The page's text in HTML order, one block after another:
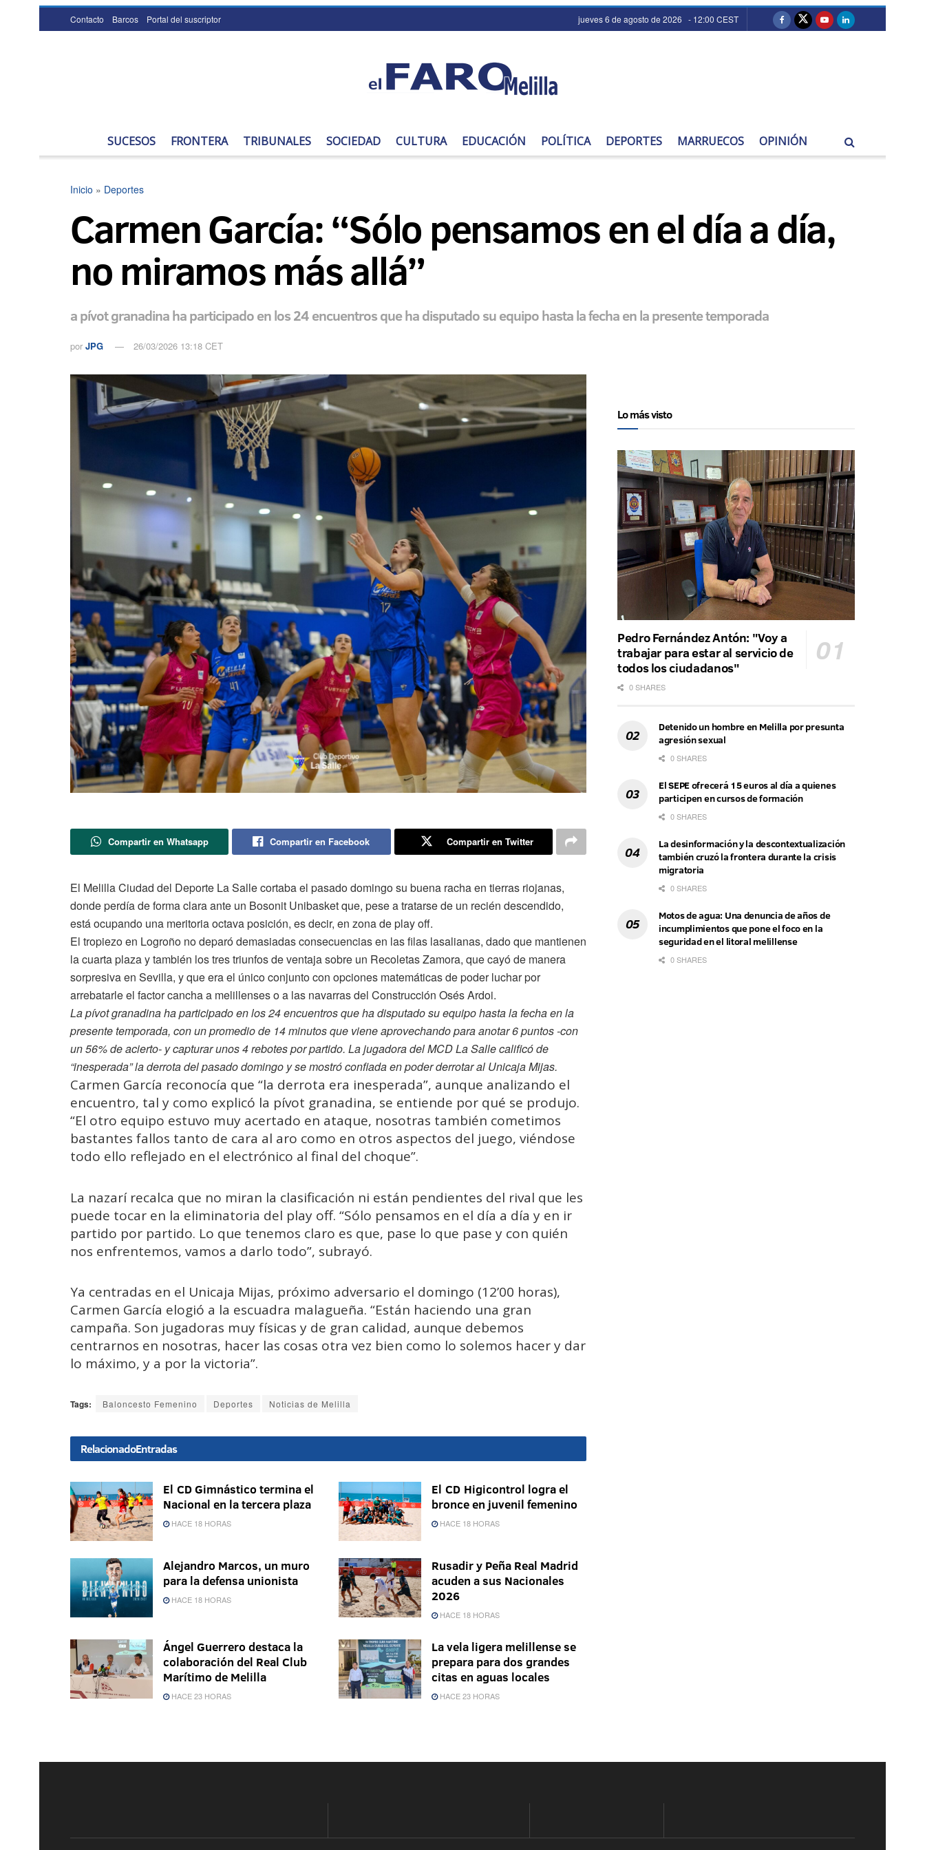
Contacto Barcos Portal del suscriptor jueves 6 de agosto de 2026 - 12:00 CEST
SUCESOS FRONTERA TRIBUNALES SOCIEDAD CULTURA EDUCACIÓN POLÍTICA DEPORTES MARRUECOS OPINIÓN
Inicio » Deportes
Carmen García: “Sólo pensamos en el día a día,
no miramos más allá”
a pívot granadina ha participado en los 24 encuentros que ha disputado su equipo hasta la fecha en la presente temporada
por JPG 26/03/2026 13:18 CET
Compartir en Whatsapp Compartir en Facebook Compartir en Twitter
El Melilla Ciudad del Deporte La Salle cortaba el pasado domingo su buena racha en tierras riojanas,
donde perdía de forma clara ante un Bosonit Unibasket que, pese a tratarse de un recién descendido,
está ocupando una meritoria octava posición, es decir, en zona de play off.
El tropiezo en Logroño no deparó demasiadas consecuencias en las filas lasalianas, dado que mantienen
la cuarta plaza y también los tres triunfos de ventaja sobre un Recoletas Zamora, que cayó de manera
sorpresiva en Sevilla, y que era el único conjunto con opciones matemáticas de poder luchar por
arrebatarle el factor cancha a melillenses o a las navarras del Construcción Osés Ardoi.
La pívot granadina ha participado en los 24 encuentros que ha disputado su equipo hasta la fecha en la
presente temporada, con un promedio de 14 minutos que viene aprovechando para anotar 6 puntos -con
un 56% de acierto- y capturar unos 4 rebotes por partido. La jugadora del MCD La Salle calificó de
“inesperada” la derrota del pasado domingo y se mostró confiada en poder derrotar al Unicaja Mijas.
Carmen García reconocía que “la derrota era inesperada”, aunque analizando el
encuentro, tal y como explicó la pívot granadina, se entiende por qué se produjo.
“El otro equipo estuvo muy acertado en ataque, nosotras también cometimos
bastantes fallos tanto de cara al aro como en otros aspectos del juego, viéndose
todo ello reflejado en el electrónico al final del choque”.
La nazarí recalca que no miran la clasificación ni están pendientes del rival que les
puede tocar en la eliminatoria del play off. “Sólo pensamos en el día a día y en ir
partido por partido. Lo que tenemos claro es que, pase lo que pase y con quién
nos enfrentemos, vamos a darlo todo”, subrayó.
Ya centradas en el Unicaja Mijas, próximo adversario el domingo (12’00 horas),
Carmen García elogió a la escuadra malagueña. “Están haciendo una gran
campaña. Son jugadoras muy físicas y de gran calidad, aunque debemos
centrarnos en nosotras, hacer las cosas otra vez bien como lo solemos hacer y dar
lo máximo, y a por la victoria”.
Tags: Baloncesto Femenino Deportes Noticias de Melilla
RelacionadoEntradas
El CD Gimnástico termina el
Nacional en la tercera plaza
HACE 18 HORAS
El CD Higicontrol logra el
bronce en juvenil femenino
HACE 18 HORAS
Alejandro Marcos, un muro
para la defensa unionista
HACE 18 HORAS
Rusadir y Peña Real Madrid
acuden a sus Nacionales
2026
HACE 18 HORAS
Ángel Guerrero destaca la
colaboración del Real Club
Marítimo de Melilla
HACE 23 HORAS
La vela ligera melillense se
prepara para dos grandes
citas en aguas locales
HACE 23 HORAS
Lo más visto
Pedro Fernández Antón: "Voy a
trabajar para estar al servicio de
todos los ciudadanos"
0 SHARES
Detenido un hombre en Melilla por presunta
agresión sexual
0 SHARES
El SEPE ofrecerá 15 euros al día a quienes
participen en cursos de formación
0 SHARES
La desinformación y la descontextualización
también cruzó la frontera durante la crisis
migratoria
0 SHARES
Motos de agua: Una denuncia de años de
incumplimientos que pone el foco en la
seguridad en el litoral melillense
0 SHARES